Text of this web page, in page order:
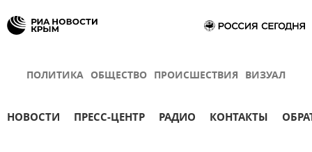
ПОЛИТИКА ОБЩЕСТВО ПРОИСШЕСТВИЯ ВИЗУАЛ
НОВОСТИ ПРЕСС-ЦЕНТР РАДИО КОНТАКТЫ